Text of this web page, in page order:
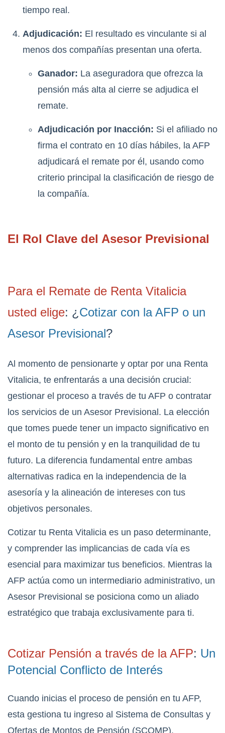
tiempo real.
Adjudicación: El resultado es vinculante si al
menos dos compañías presentan una oferta.
Ganador: La aseguradora que ofrezca la
pensión más alta al cierre se adjudica el
remate.
Adjudicación por Inacción: Si el afiliado no
firma el contrato en 10 días hábiles, la AFP
adjudicará el remate por él, usando como
criterio principal la clasificación de riesgo de
la compañía.
El Rol Clave del Asesor Previsional
Para el Remate de Renta Vitalicia
usted elige: ¿ Cotizar con la AFP o un
Asesor Previsional?
Al momento de pensionarte y optar por una Renta
Vitalicia, te enfrentarás a una decisión crucial:
gestionar el proceso a través de tu AFP o contratar
los servicios de un Asesor Previsional. La elección
que tomes puede tener un impacto significativo en
el monto de tu pensión y en la tranquilidad de tu
futuro. La diferencia fundamental entre ambas
alternativas radica en la independencia de la
asesoría y la alineación de intereses con tus
objetivos personales.
Cotizar tu Renta Vitalicia es un paso determinante,
y comprender las implicancias de cada vía es
esencial para maximizar tus beneficios. Mientras la
AFP actúa como un intermediario administrativo, un
Asesor Previsional se posiciona como un aliado
estratégico que trabaja exclusivamente para ti.
Cotizar Pensión a través de la AFP: Un
Potencial Conflicto de Interés
Cuando inicias el proceso de pensión en tu AFP,
esta gestiona tu ingreso al Sistema de Consultas y
Ofertas de Montos de Pensión (SCOMP).